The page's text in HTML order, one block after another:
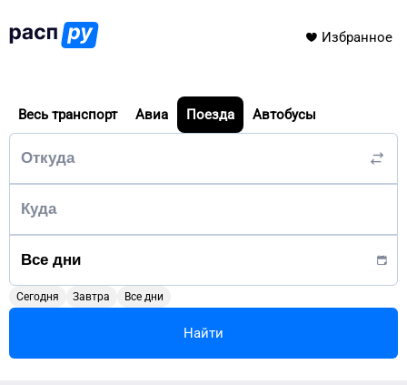
Избранное
Весь транспорт Авиа Поезда Автобусы
Сегодня Завтра Все дни
Найти